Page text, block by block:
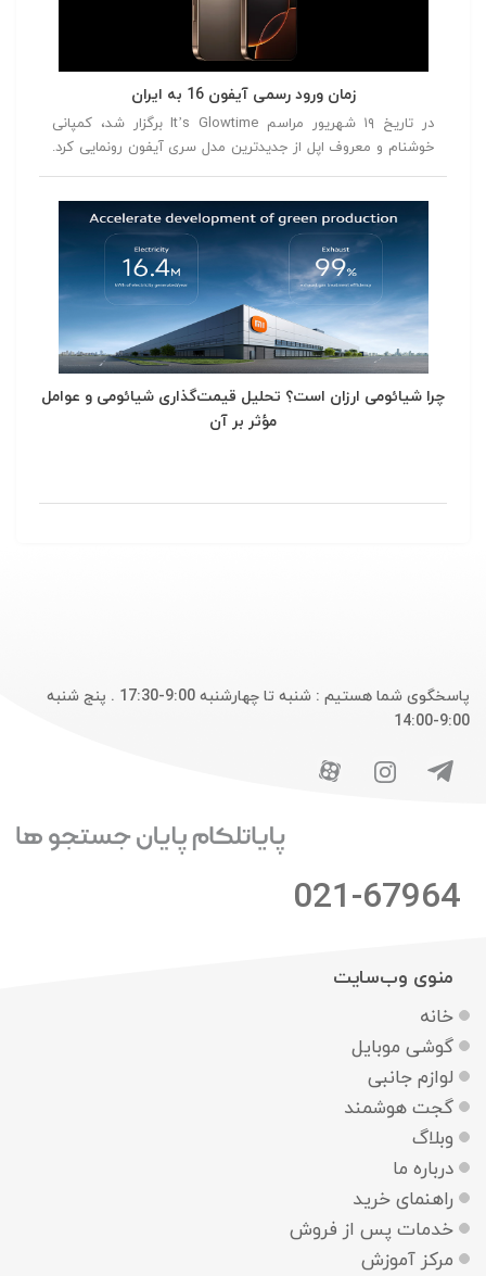
زمان ورود رسمی آیفون 16 به ایران
در تاریخ ۱۹ شهریور مراسم It’s Glowtime برگزار شد، کمپانی
خوشنام و معروف اپل از جدیدترین مدل سری آیفون رونمایی کرد.
در این مراسم از آیفون ۱۶، آیفون ۱۶ پلاس، آیفون ۱۶ پرو و آیفون
چرا شیائومی ارزان است؟ تحلیل قیمت‌گذاری شیائومی و عوامل
مؤثر بر آن
پاسخگوی شما هستیم : شنبه تا چهارشنبه 9:00-17:30 . پنج شنبه
9:00-14:00
021-67964
منوی وب‌سایت
خانه
گوشی موبایل
لوازم جانبی
گجت هوشمند
وبلاگ
درباره ما
راهنمای خرید
خدمات پس از فروش
مرکز آموزش